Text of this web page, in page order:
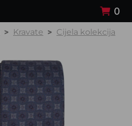
0
Kravate Cijela kolekcija